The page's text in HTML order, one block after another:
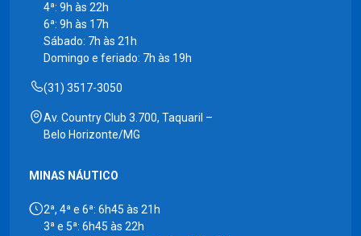
4ª: 9h às 22h
6ª: 9h às 17h
Sábado: 7h às 21h
Domingo e feriado: 7h às 19h
(31) 3517-3050
Av. Country Club 3.700, Taquaril –
Belo Horizonte/MG
MINAS NÁUTICO
2ª, 4ª e 6ª: 6h45 às 21h
3ª e 5ª: 6h45 às 22h